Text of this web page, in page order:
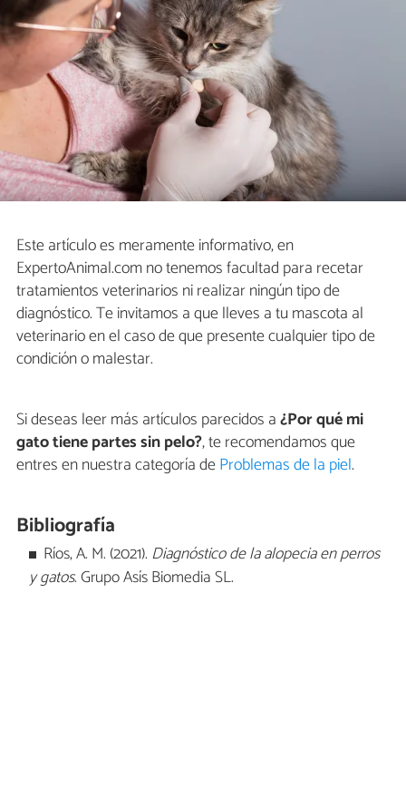
Este artículo es meramente informativo, en
ExpertoAnimal.com no tenemos facultad para recetar
tratamientos veterinarios ni realizar ningún tipo de
diagnóstico. Te invitamos a que lleves a tu mascota al
veterinario en el caso de que presente cualquier tipo de
condición o malestar.
Si deseas leer más artículos parecidos a¿Por qué mi
gato tiene partes sin pelo?, te recomendamos que
entres en nuestra categoría deProblemas de la piel.
Bibliografía
Ríos, A. M. (2021). Diagnóstico de la alopecia en perros
y gatos. Grupo Asís Biomedia SL.